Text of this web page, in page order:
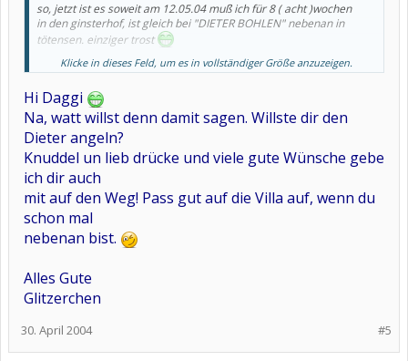
so, jetzt ist es soweit am 12.05.04 muß ich für 8 ( acht )wochen
in den ginsterhof, ist gleich bei "DIETER BOHLEN" nebenan in
tötensen. einziger trost
hoffe ihr erkennt mich danach noch.
ich knuddel euch,
eure daggi
Klicke in dieses Feld, um es in vollständiger Größe anzuzeigen.
Hi Daggi
Na, watt willst denn damit sagen. Willste dir den
Dieter angeln?
Knuddel un lieb drücke und viele gute Wünsche gebe
ich dir auch
mit auf den Weg! Pass gut auf die Villa auf, wenn du
schon mal
nebenan bist.
Alles Gute
Glitzerchen
#5
30. April 2004